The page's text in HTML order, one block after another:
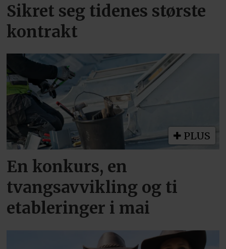
Sikret seg tidenes største
kontrakt
PLUS
En konkurs, en
tvangsavvikling og ti
etableringer i mai